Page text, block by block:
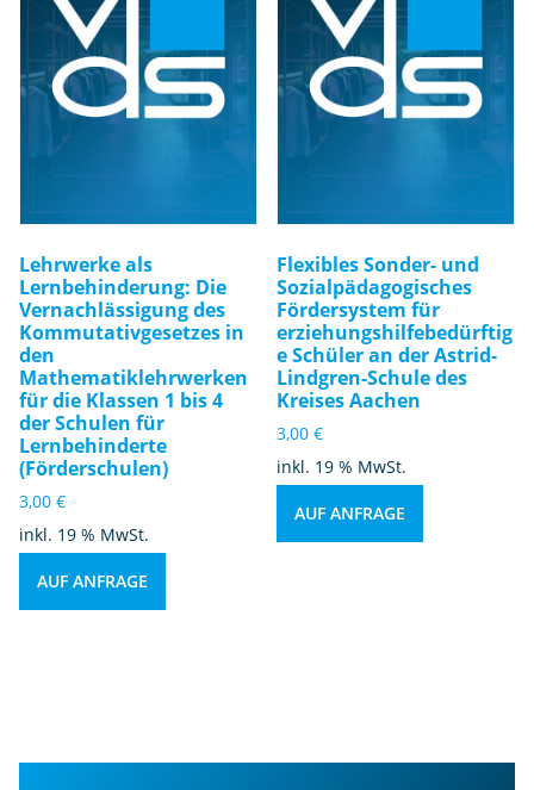
Lehrwerke als
Lernbehinderung: Die
Vernachlässigung des
Kommutativgesetzes in
den
Mathematiklehrwerken
für die Klassen 1 bis 4
der Schulen für
Lernbehinderte
(Förderschulen)
3,00 €
inkl. 19 % MwSt.
AUF ANFRAGE
Flexibles Sonder- und
Sozialpädagogisches
Fördersystem für
erziehungshilfebedürftig
e Schüler an der Astrid-
Lindgren-Schule des
Kreises Aachen
3,00€
inkl. 19 % MwSt.
AUF ANFRAGE